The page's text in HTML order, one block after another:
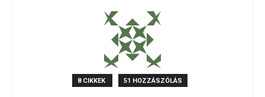
8 CIKKEK 51 HOZZÁSZÓLÁS